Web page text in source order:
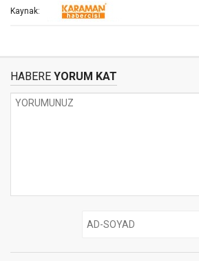
Kaynak:
HABERE YORUM KAT